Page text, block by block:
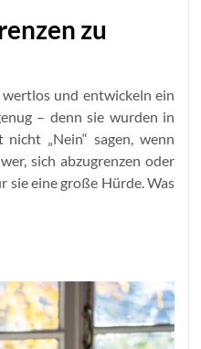
zu
und entwickeln ein
– denn sie wurden in
„Nein“ sagen, wenn
sich abzugrenzen oder
sie eine große Hürde. Was